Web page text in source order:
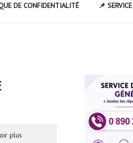
DE CONFIDENTIALITÉ 📌
plus